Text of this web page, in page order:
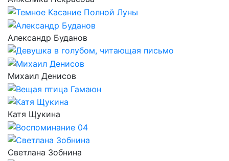
Александр Буданов
Михаил Денисов
Катя Щукина
Светлана Зобнина